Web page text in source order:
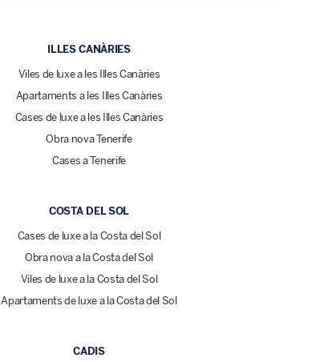
ILLES CANÀRIES
Viles de luxe a les Illes Canàries
Apartaments a les Illes Canàries
Cases de luxe a les Illes Canàries
Obra nova Tenerife
Cases a Tenerife
COSTA DEL SOL
Cases de luxe a la Costa del Sol
Obra nova a la Costa del Sol
Viles de luxe a la Costa del Sol
Apartaments de luxe a la Costa del Sol
CADIS